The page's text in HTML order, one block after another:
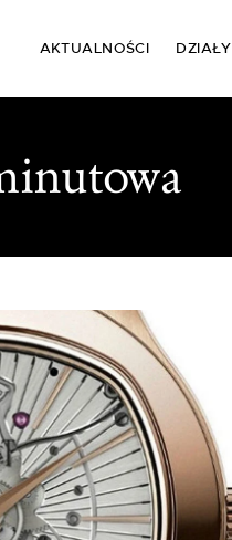
AKTUALNOŚCI DZIAŁY